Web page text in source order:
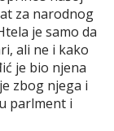
za narodnog
je samo da
ali ne i kako
je bio njena
zbog njega i
parlment i